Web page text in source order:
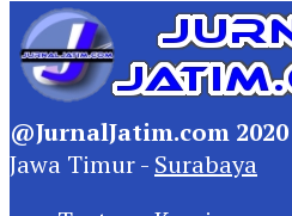
@JurnalJatim.com 2020
Jawa Timur - Surabaya